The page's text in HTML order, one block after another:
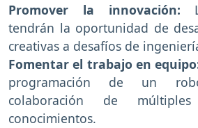
Promover la innovación:
tendrán la oportunidad de
creativas a desafíos de
Fomentar el trabajo en
programación de un
colaboración de
conocimientos.